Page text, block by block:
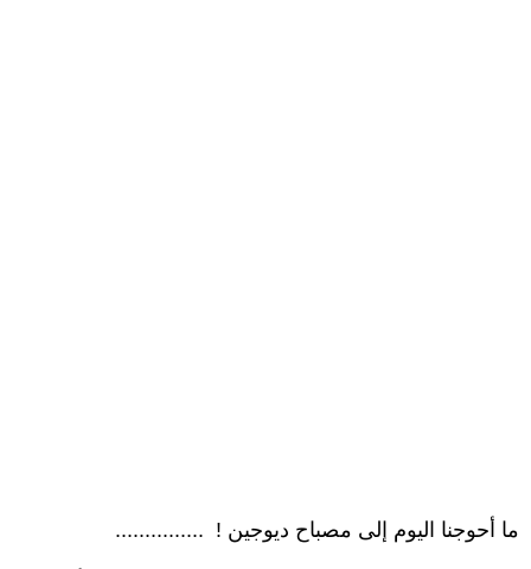
ما أحوجنا اليوم إلى مصباح ديوجين ! ...............